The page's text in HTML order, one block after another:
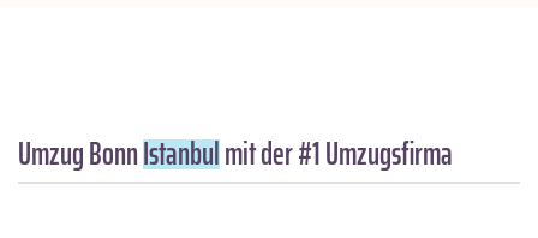
Umzug BonnIstanbulmit der #1 Umzugsfirma